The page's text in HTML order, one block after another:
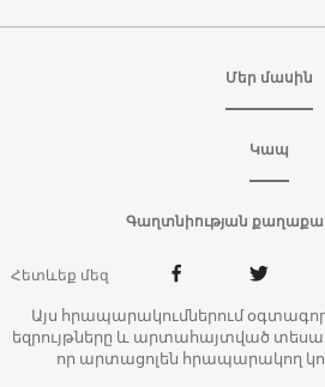
Մեր մասին
Կապ
Գաղտնիության
Հետևեք մեզ
Այս հրապարակումներում
եզրույթները և արտահայտված
որ արտացոլեն հրապարակող